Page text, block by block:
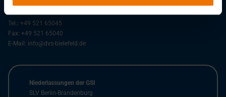
33607Bielefeld
Tel.: +49 521 65045
Fax: +49 521 65040
E-Mail: info@dvs-bielefeld.de
Niederlassungen der GSI
SLV Berlin-Brandenburg